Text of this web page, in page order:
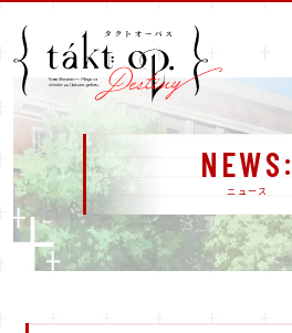
NEWS
ニュース